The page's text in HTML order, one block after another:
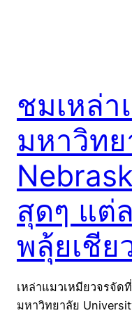
ชมเหล่า
มหาวิทย
สุดๆ แต่
พลุ้ยเชีย
เหล่าแมวเหมียวจรจัด
มหาวิทยาลัย